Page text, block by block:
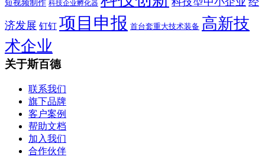
短视频制作 科技企业孵化器
济发展 钉钉 项目申报 首台套重大技术装备 高新技
术企业
关于斯百德
联系我们
旗下品牌
客户案例
帮助文档
加入我们
合作伙伴